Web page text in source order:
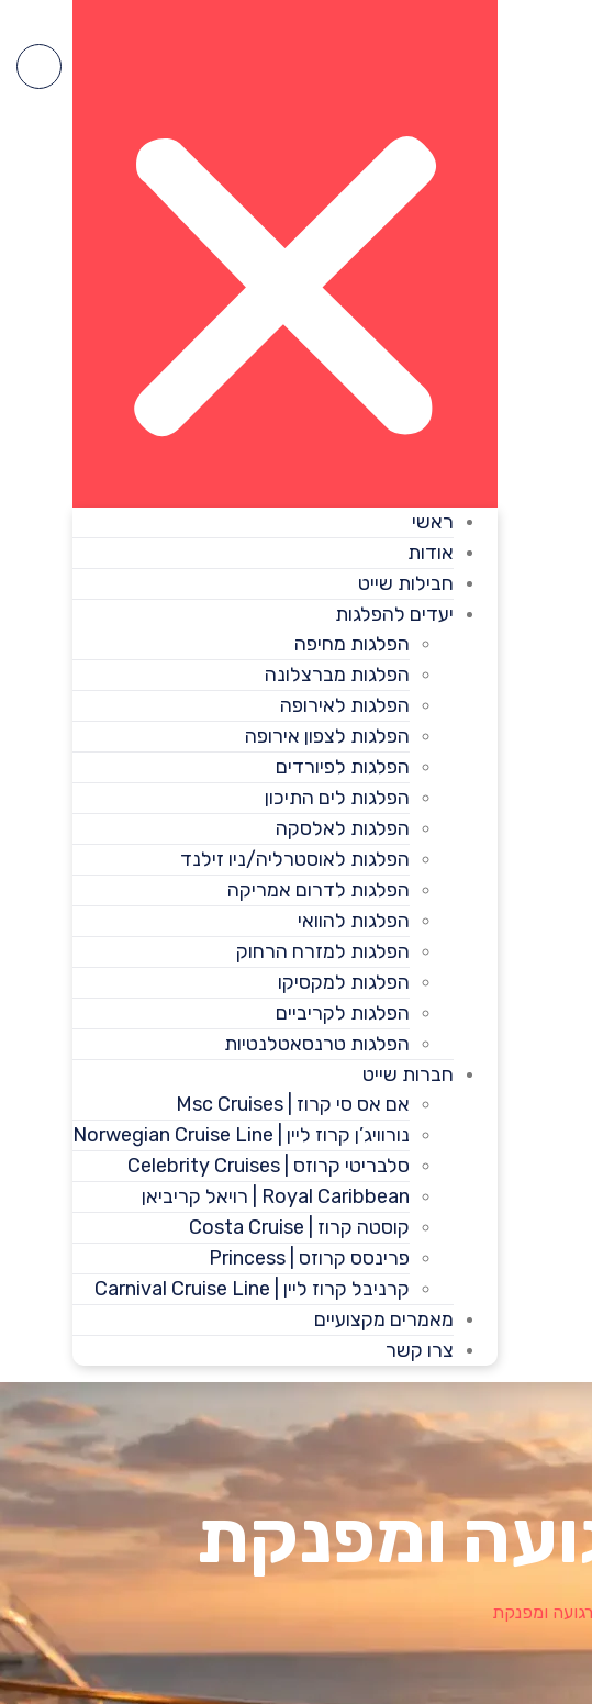
ראשי
אודות
חבילות שייט
יעדים להפלגות
הפלגות מחיפה
הפלגות מברצלונה
הפלגות לאירופה
הפלגות לצפון אירופה
הפלגות לפיורדים
הפלגות לים התיכון
הפלגות לאלסקה
הפלגות לאוסטרליה/ניו זילנד
הפלגות לדרום אמריקה
הפלגות להוואי
הפלגות למזרח הרחוק
הפלגות למקסיקו
הפלגות לקריביים
הפלגות טרנסאטלנטיות
חברות שייט
אם אס סי קרוז | Msc Cruises
נורוויג’ן קרוז ליין | Norwegian Cruise Line
סלבריטי קרוזס | Celebrity Cruises
Royal Caribbean | רויאל קריביאן
קוסטה קרוז | Costa Cruise
פרינסס קרוזס | Princess
קרניבל קרוז ליין | Carnival Cruise Line
מאמרים מקצועיים
צרו קשר
ומפנקת
ומפנקת